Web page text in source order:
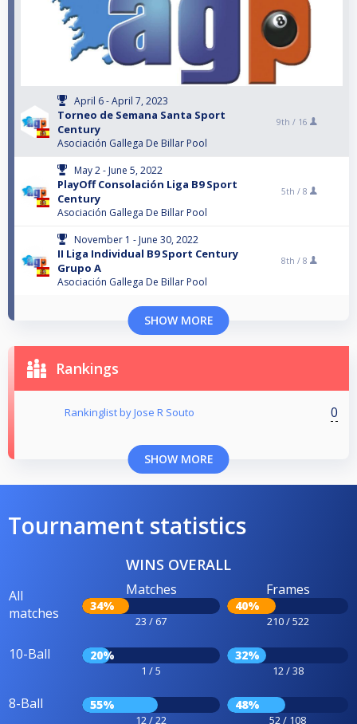
April 6 - April 7, 2023
Torneo de Semana Santa Sport
Century
Asociación Gallega De Billar Pool
9th / 16
May 2 - June 5, 2022
PlayOff Consolación Liga B9 Sport
Century
Asociación Gallega De Billar Pool
5th / 8
November 1 - June 30, 2022
II Liga Individual B9 Sport Century
Grupo A
Asociación Gallega De Billar Pool
8th / 8
SHOW MORE
Rankings
Rankinglist by Jose R Souto 0
SHOW MORE
Tournament statistics
WINS OVERALL
All
matches
Matches
34%
23 / 67
Frames
40%
210 / 522
10-Ball 20%
1 / 5
32%
12 / 38
8-Ball 55%
12 / 22
48%
52 / 108